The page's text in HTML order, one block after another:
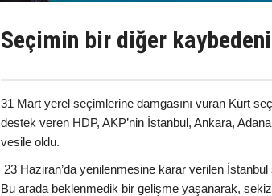
Seçimin bir diğer
31 Mart yerel seçimlerine damgasını vuran Kürt
destek veren HDP, AKP’nin İstanbul, Ankara,
vesile oldu.
23 Haziran’da yenilenmesine karar verilen
Bu arada beklenmedik bir gelişme yaşanarak, sekiz